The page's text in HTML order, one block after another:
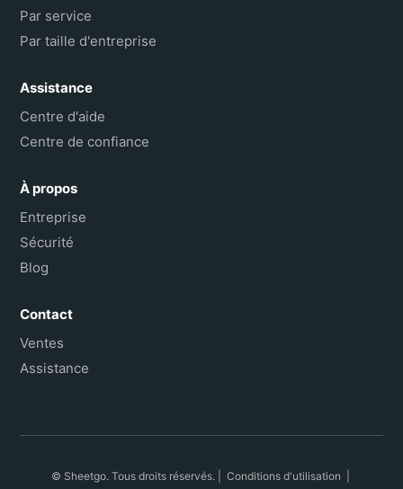
Par service
Par taille d'entreprise
Assistance
Centre d'aide
Centre de confiance
À propos
Entreprise
Sécurité
Blog
Contact
Ventes
Assistance
© Sheetgo. Tous droits réservés. | Conditions d'utilisation